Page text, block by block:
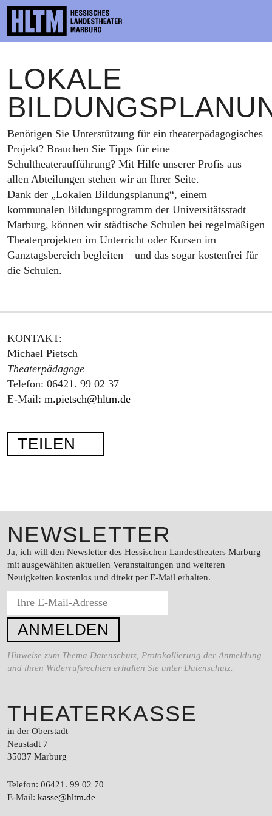
THEATER & SCHULE
PODCAST
SPIELPLAN
ENSEMBLE
MITMACHEN
KARTEN
SERVICE
LOKALE
Benötigen Sie Unterstützung für ein theaterpädagogisches
Projekt? Brauchen Sie Tipps für eine
Schultheateraufführung? Mit Hilfe unserer Profis aus
allen Abteilungen stehen wir an Ihrer Seite.
Dank der „Lokalen Bildungsplanung“, einem
kommunalen Bildungsprogramm der Universitätsstadt
Marburg, können wir städtische Schulen bei regelmäßigen
Theaterprojekten im Unterricht oder Kursen im
Ganztagsbereich begleiten – und das sogar kostenfrei für
die Schulen.
KONTAKT:
Michael Pietsch
Theaterpädagoge
Telefon: 06421. 99 02 37
E-Mail: m.pietsch@hltm.de
TEILEN
NEWSLETTER
Ja, ich will den Newsletter des Hessischen Landestheaters Marburg
mit ausgewählten aktuellen Veranstaltungen und weiteren
Neuigkeiten kostenlos und direkt per E-Mail erhalten.
Hinweise zum Thema Datenschutz, Protokollierung der Anmeldung
und ihren Widerrufsrechten erhalten Sie unter Datenschutz.
THEATERKASSE
in der Oberstadt
Neustadt 7
35037 Marburg
Telefon: 06421. 99 02 70
E-Mail: kasse@hltm.de